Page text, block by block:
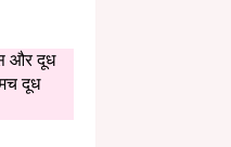
और दूध
दूध